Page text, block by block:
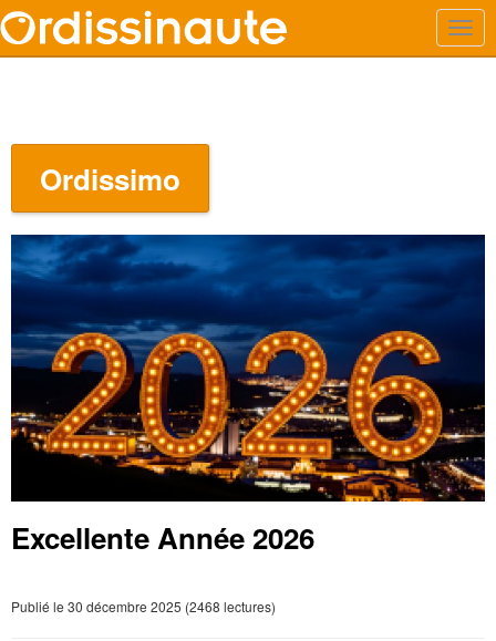
Ordissimo
Excellente Année 2026
Publié le 30 décembre 2025 (2468 lectures)